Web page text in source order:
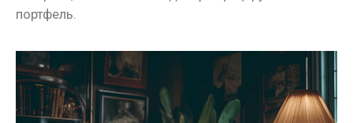
портфель.